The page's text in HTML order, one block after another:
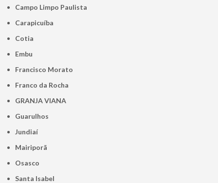
Campo Limpo Paulista
Carapicuíba
Cotia
Embu
Francisco Morato
Franco da Rocha
GRANJA VIANA
Guarulhos
Jundiaí
Mairiporã
Osasco
Santa Isabel